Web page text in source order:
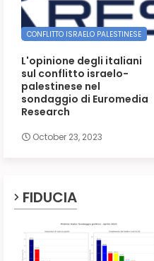
CONFLITTO ISRAELO PALESTINESE
L'opinione degli italiani
sul conflitto israelo-
palestinese nel
sondaggio di Euromedia
Research
October 23, 2023
FIDUCIA